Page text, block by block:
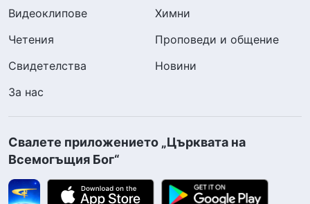
Видеоклипове
Химни
Четения
Проповеди и общение
Свидетелства
Новини
За нас
Свалете приложението „Църквата на
Всемогъщия Бог“